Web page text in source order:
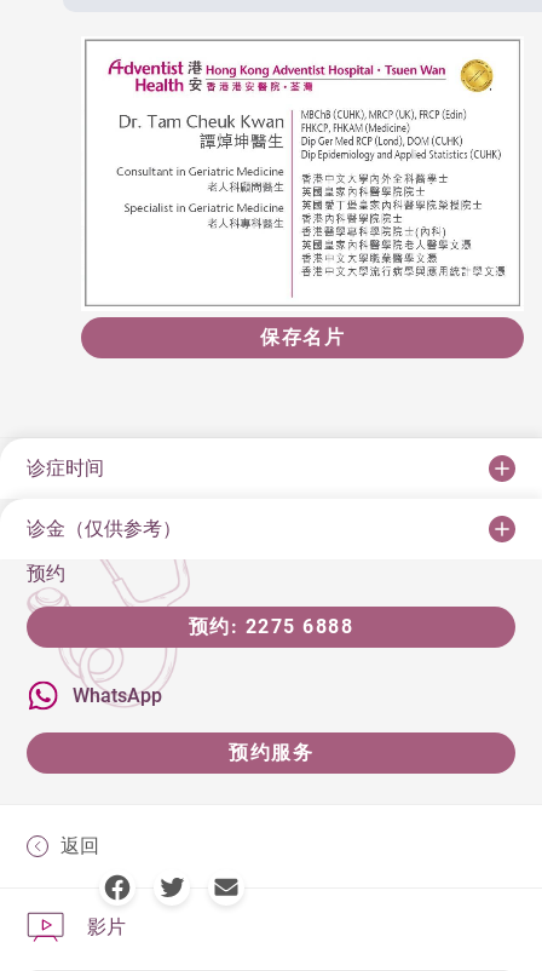
保存名片
诊症时间
诊金（仅供参考）
预约
预约: 2275 6888
WhatsApp
预约服务
返回
影片